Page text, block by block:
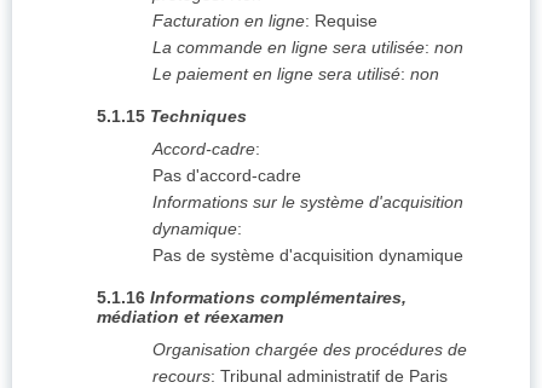
Facturation en ligne: Requise
La commande en ligne sera utilisée: non
Le paiement en ligne sera utilisé: non
5.1.15 Techniques
Accord-cadre:
Pas d'accord-cadre
Informations sur le système d'acquisition
dynamique:
Pas de système d'acquisition dynamique
5.1.16 Informations complémentaires,
médiation et réexamen
Organisation chargée des procédures de
recours: Tribunal administratif de Paris